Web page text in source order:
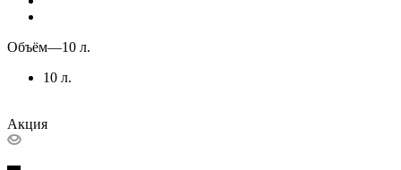
Объём—10 л.
10 л.
Акция